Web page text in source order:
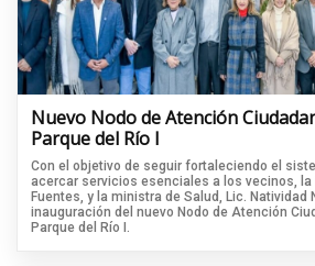
Nuevo Nodo de Atención
Parque del Río I
Con el objetivo de seguir fortaleciendo el
acercar servicios esenciales a los vecinos, la
Fuentes, y la ministra de Salud, Lic.
inauguración del nuevo Nodo de Atención
Parque del Río I.